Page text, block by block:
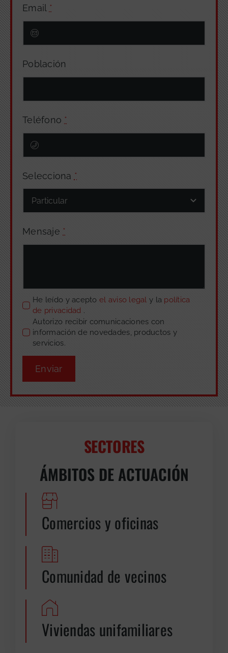
Email *
Población
Teléfono *
Selecciona *
Mensaje *
He leído y acepto el aviso legaly la política
de privacidad .
Autorizo recibir comunicaciones con
información de novedades, productos y
servicios.
Enviar
SECTORES
ÁMBITOS DE ACTUACIÓN
Comercios y oficinas
Comunidad de vecinos
Viviendas unifamiliares